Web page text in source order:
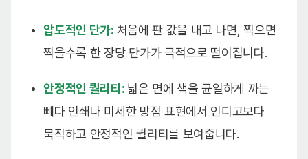
압도적인 단가: 처음에 판 값을 내고 나면, 찍으면
찍을수록 한 장당 단가가 극적으로 떨어집니다.
안정적인 퀄리티: 넓은 면에 색을 균일하게 까는
빼다 인쇄나 미세한 망점 표현에서 인디고보다
묵직하고 안정적인 퀄리티를 보여줍니다.